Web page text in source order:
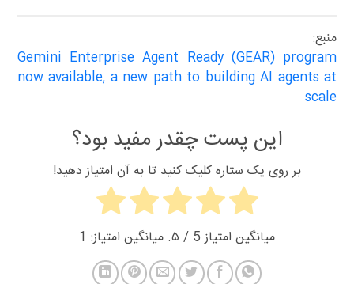
منبع:
Gemini Enterprise Agent Ready (GEAR) program
now available, a new path to building AI agents at
scale
این پست چقدر مفید بود؟
بر روی یک ستاره کلیک کنید تا به آن امتیاز دهید!
میانگین امتیاز5 / ۵. میانگین امتیاز: 1